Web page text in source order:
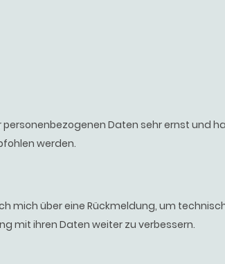
Daten sehr ernst und
werden.
mich über eine Rückmeldung, um
mit ihren Daten weiter zu verbessern.